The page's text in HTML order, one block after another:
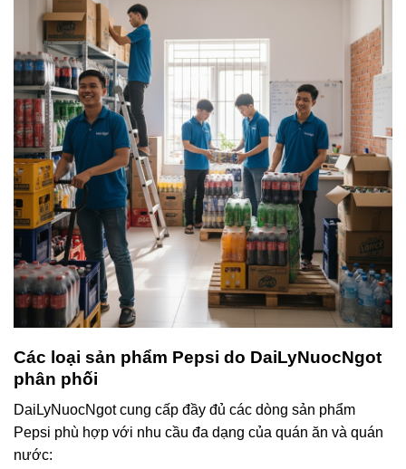
Các loại sản phẩm Pepsi do DaiLyNuocNgot
phân phối
DaiLyNuocNgot cung cấp đầy đủ các dòng sản phẩm
Pepsi phù hợp với nhu cầu đa dạng của quán ăn và quán
nước: